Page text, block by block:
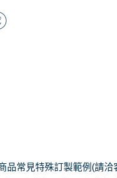
品常見特殊訂製範例(請洽